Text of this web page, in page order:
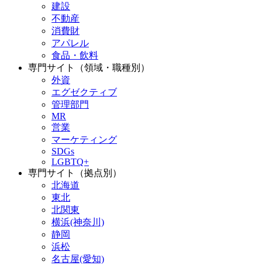
建設
不動産
消費財
アパレル
食品・飲料
専門サイト（領域・職種別）
外資
エグゼクティブ
管理部門
MR
営業
マーケティング
SDGs
LGBTQ+
専門サイト（拠点別）
北海道
東北
北関東
横浜(神奈川)
静岡
浜松
名古屋(愛知)